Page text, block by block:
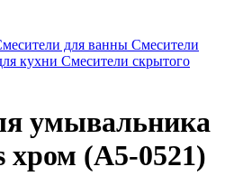
для ванны Смесители
кухни Смесители скрытого
умывальника
(А5-0521)